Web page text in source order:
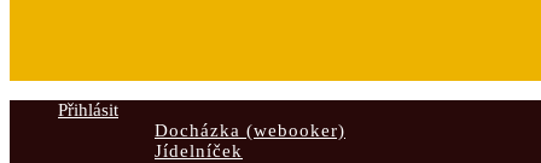
Přihlásit
Docházka (webooker)
Jídelníček